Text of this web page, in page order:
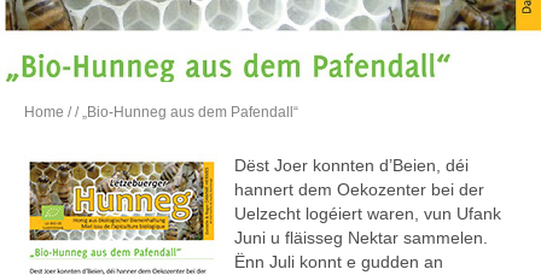
Home // „Bio-Hunneg aus dem Pafendall“
Dëst Joer konnten d’Beien, déi
hannert dem Oekozenter bei der
Uelzecht logéiert waren, vun Ufank
Juni u fläisseg Nektar sammelen.
Ënn Juli konnt e gudden an